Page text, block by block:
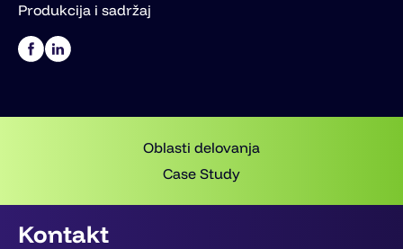
Produkcija i sadržaj
Oblasti delovanja
Case Study
Kontakt